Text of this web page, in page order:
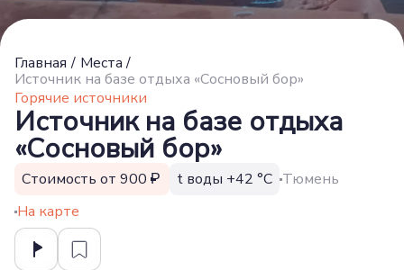
Главная / Места /
Источник на базе отдыха «Сосновый бор»
Горячие источники
Источник на базе отдыха
«Сосновый бор»
Стоимость от 900 t воды +42 °С Тюмень
На карте